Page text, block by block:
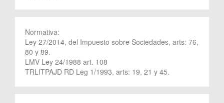
Normativa:
Ley 27/2014, del Impuesto sobre Sociedades, arts: 76,
80 y 89.
LMV Ley 24/1988 art. 108
TRLITPAJD RD Leg 1/1993, arts: 19, 21 y 45.